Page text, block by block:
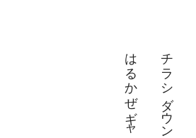
チラシダウンロード
はるかぜギャラリー